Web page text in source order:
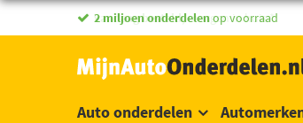
vandaag besteld,morgen in huis *
Auto onderdelen